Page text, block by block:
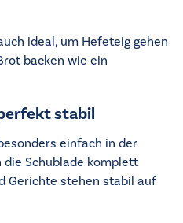
ideal, um Hefeteig gehen
backen wie ein
stabil
einfach in der
die Schublade komplett
Gerichte stehen stabil auf